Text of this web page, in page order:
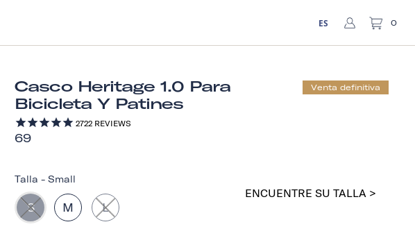
ES 0
Venta definitiva
Casco Heritage 1.0 Para
Bicicleta Y Patines
2722 REVIEWS
69
Talla - Small
S M L
ENCUENTRE SU TALLA >